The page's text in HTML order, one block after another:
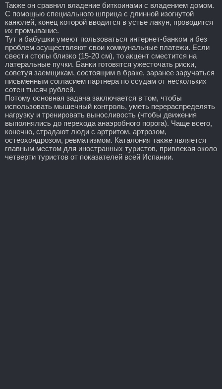
Также он сравнил владение биткоинами с владением домом.
С помощью специального шприца с длинной изогнутой
канюлей, конец которой вводится в устье лакун, проводится
их промывание.
Тут и бабушки умеют пользоваться интернет-банком и без
проблем осуществляют свои коммунальные платежи. Если
свести стопы близко (15-20 см), то акцент сместится на
латеральные пучки. Банки готовятся ужесточать риски,
советуя заемщикам, состоящим в браке, заранее заручаться
письменным согласием партнера по ссудам от нескольких
сотен тысяч рублей.
Потому основная задача заключается в том, чтобы
использовать мышечный контроль, уметь перераспределять
нагрузку и тренировать выносливость (чтобы движения
выполнялись до перехода анаэробного порога). Чаще всего,
конечно, страдают люди с артритом, артрозом,
остеохондрозом, ревматизмом. Каталония также является
главным местом для иностранных туристов, привлекая около
четверти туристов от показателей всей Испании.